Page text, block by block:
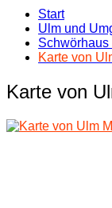
Start
Ulm und
Karte von
Karte von